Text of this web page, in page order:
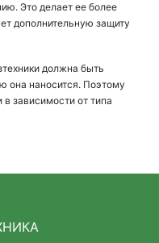
Это делает ее более
дополнительную защиту
должна быть
она наносится. Поэтому
зависимости от типа